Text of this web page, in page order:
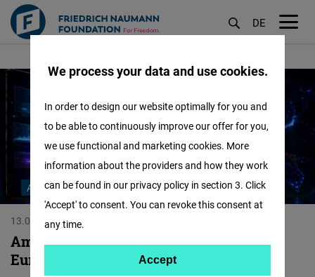
to
main
content
DE
Naumann-
Stiftung
für
die
Freiheit
AI RACE
13.07.2026 Frederic Spohr
America Leads, China Is Catching Up,
Europe Is Falling Behind
We process your data and use cookies.
In order to design our website optimally for you and
to be able to continuously improve our offer for you,
we use functional and marketing cookies. More
information about the providers and how they work
can be found in our privacy policy in section 3. Click
'Accept' to consent. You can revoke this consent at
any time.
Accept